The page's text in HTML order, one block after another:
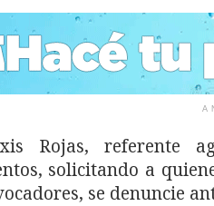
Rojas, referente
solicitando a
se denuncie